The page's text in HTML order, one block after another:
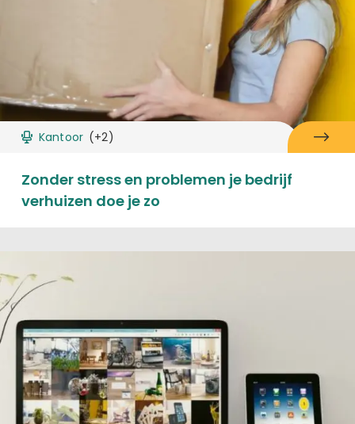
Kantoor (+2)
Zonder stress en problemen je bedrijf
verhuizen doe je zo